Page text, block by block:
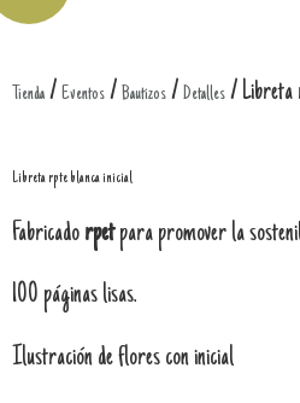
Tienda / Eventos / Bautizos / Detalles / Libreta
Libreta rpte blanca inicial
Fabricado rpetpara promover la
100 páginas lisas.
Ilustración de flores con inicial